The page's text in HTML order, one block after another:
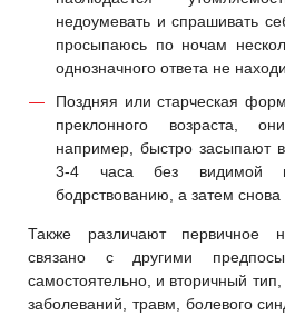
недоумевать и спрашивать
просыпаюсь по ночам
однозначного ответа не
Поздняя или старческая
преклонного возраста,
например, быстро засыпают
3-4 часа без видимой
бодрствованию, а затем снова
Также различают первичное
связано с другими
самостоятельно, и вторичный
заболеваний, травм, болевого